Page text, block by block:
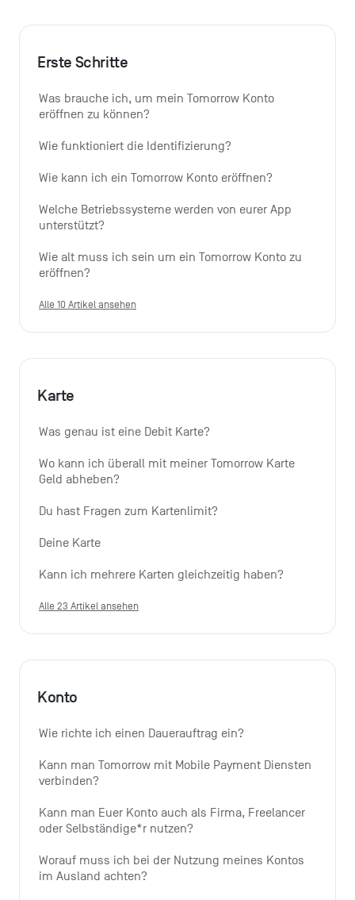
Erste Schritte
Was brauche ich, um mein Tomorrow Konto
eröffnen zu können?
Wie funktioniert die Identifizierung?
Wie kann ich ein Tomorrow Konto eröffnen?
Welche Betriebssysteme werden von eurer App
unterstützt?
Wie alt muss ich sein um ein Tomorrow Konto zu
eröffnen?
Alle 10 Artikel ansehen
Karte
Was genau ist eine Debit Karte?
Wo kann ich überall mit meiner Tomorrow Karte
Geld abheben?
Du hast Fragen zum Kartenlimit?
Deine Karte
Kann ich mehrere Karten gleichzeitig haben?
Alle 23 Artikel ansehen
Konto
Wie richte ich einen Dauerauftrag ein?
Kann man Tomorrow mit Mobile Payment Diensten
verbinden?
Kann man Euer Konto auch als Firma, Freelancer
oder Selbständige*r nutzen?
Worauf muss ich bei der Nutzung meines Kontos
im Ausland achten?